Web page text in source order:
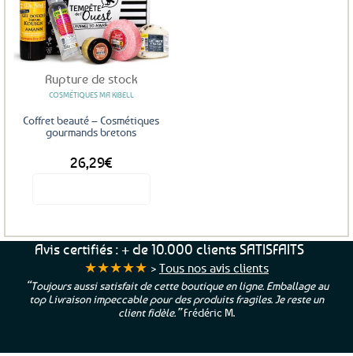
Ajouter
aux
favoris
Rupture de stock
COSMÉTIQUES MA KIBELL
Coffret beauté – Cosmétiques
gourmands bretons
26,29€
Avis certifiés : + de 10.000 clients SATISFAITS
★★★★★ > Tous nos avis clients
“Toujours aussi satisfait de cette boutique en ligne. Emballage au
top Livraison impeccable pour des produits fragiles. Je reste un
client fidèle.”Frédéric M.